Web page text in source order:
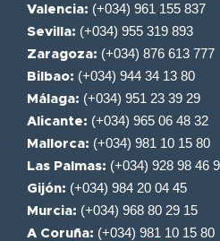
Valencia: (+034) 961 155 837
Sevilla: (+034) 955 319 893
Zaragoza: (+034) 876 613 777
Bilbao: (+034) 944 34 13 80
Málaga: (+034) 951 23 39 29
Alicante: (+034) 965 06 48 32
Mallorca: (+034) 981 10 15 80
Las Palmas: (+034) 928 98 46
Gijón: (+034) 984 20 04 45
Murcia: (+034) 968 80 29 15
A Coruña: (+034) 981 10 15 80